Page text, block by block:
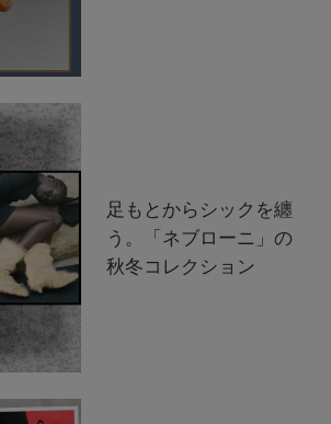
足もとからシックを纏
う。「ネブローニ」の
秋冬コレクション